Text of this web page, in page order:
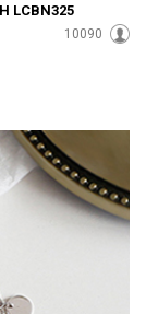
LCBN325
10090